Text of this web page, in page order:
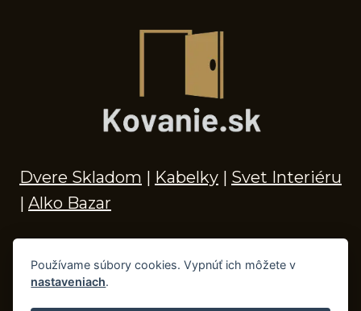
Dvere Skladom | Kabelky | Svet Interiéru
| Alko Bazar
© 2026 Kľučky na dvere, madlá, kovania,
Používame súbory cookies. Vypnúť ich môžete v
nastaveniach.